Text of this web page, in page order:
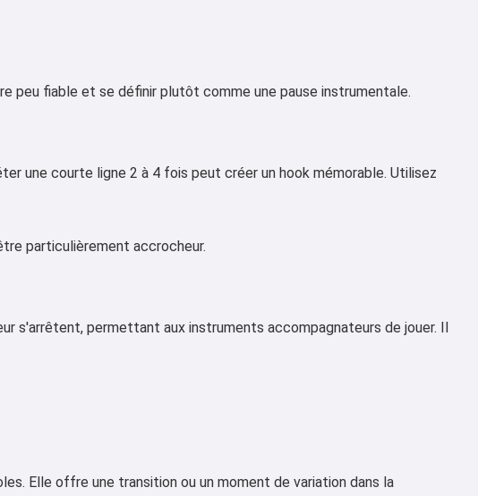
peu fiable et se définir plutôt comme une pause instrumentale.
une courte ligne 2 à 4 fois peut créer un hook mémorable. Utilisez
particulièrement accrocheur.
s'arrêtent, permettant aux instruments accompagnateurs de jouer. Il
Elle offre une transition ou un moment de variation dans la